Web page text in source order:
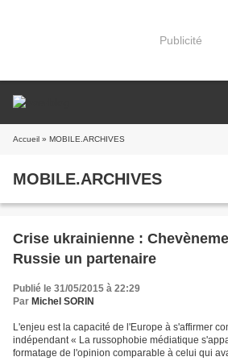
Publicité
Accueil » MOBILE.ARCHIVES
MOBILE.ARCHIVES
Crise ukrainienne :
Russie un partenaire
Publié le 31/05/2015 à 22:29
Par Michel SORIN
L'enjeu est la capacité de l'Europe à s'affirmer
indépendant « La russophobie médiatique
formatage de l'opinion comparable à celui qui